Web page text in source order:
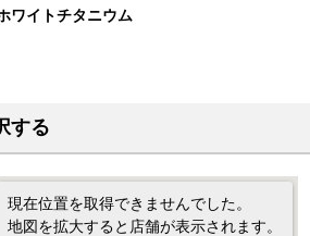
ワイトチタニウム
する
現在位置を取得できませんでした。
地図を拡大すると店舗が表示されます。